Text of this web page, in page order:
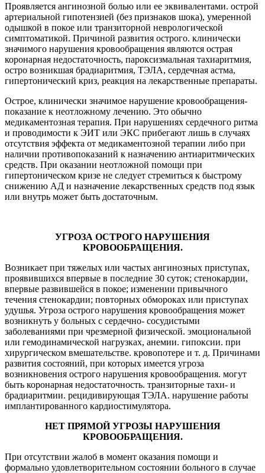
Проявляется ангинозной болью или ее эквивалентами. острой
артериальной гипотензией (без признаков шока), умеренной
одышкой в покое или транзиторной неврологической
симптоматикой. Причиной развития острого. клинически
значимого нарушения кровообращения являются острая
коронарная недостаточность, пароксизмальная тахиаритмия,
остро возникшая брадиаритмия, ТЭЛА, сердечная астма,
гипертонический криз, реакция на лекарственные препараты.
Острое, клинически значимое нарушение кровообращения-
показание к неотложному лечению. Это обычно
медикаментозная терапия. При нарушениях сердечного ритма
и проводимости к ЭИТ или ЭКС прибегают лишь в случаях
отсутствия эффекта от медикаментозной терапии либо при
наличии противопоказаний к назначению антиаритмических
средств. При оказании неотложной помощи при
гипертоническом кризе не следует стремиться к быстрому
снижению АД и назначение лекарственных средств под язык
или внутрь может быть достаточным.
УГРОЗА ОСТРОГО НАРУШЕНИЯ
КРОВООБРАЩЕНИЯ.
Возникает при тяжелых или частых ангинозных приступах,
проявившихся впервые в последние 30 суток; стенокардии,
впервые развившейся в покое; изменении привычного
течения стенокардии; повторных обмороках или приступах
удушья. Угроза острого нарушения кровообращения может
возникнуть у больных с сердечно- сосудистыми
заболеваниями при чрезмерной физической. эмоциональной
или гемодинамической нагрузках, анемии. гипоксии. при
хирургическом вмешательстве. кровопотере и т. д. Причинами
развития состояний, при которых имеется угроза
возникновения острого нарушения кровообращения. могут
быть коронарная недостаточность. транзиторные тахи- и
брадиаритмии. рецидивирующая ТЭЛА. нарушение работы
имплантированного кардиостимулятора.
НЕТ ПРЯМОЙ УГРОЗЫ НАРУШЕНИЯ
КРОВООБРАЩЕНИЯ.
При отсутствии жалоб в момент оказания помощи и
формально удовлетворительном состоянии больного в случае